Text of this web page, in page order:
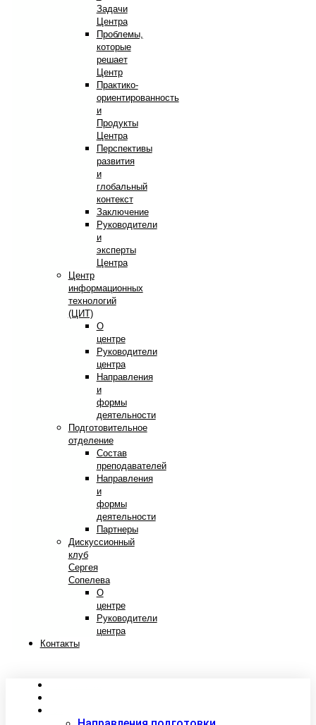
Задачи
Центра
Проблемы,
которые
решает
Центр
Практико-
ориентированность
и
Продукты
Центра
Перспективы
развития
и
глобальный
контекст
Заключение
Руководители
и
эксперты
Центра
Центр
информационных
технологий
(ЦИТ)
О
центре
Руководители
центра
Направления
и
формы
деятельности
Подготовительное
отделение
Состав
преподавателей
Направления
и
формы
деятельности
Партнеры
Дискуссионный
клуб
Сергея
Сопелева
О
центре
Руководители
центра
Контакты